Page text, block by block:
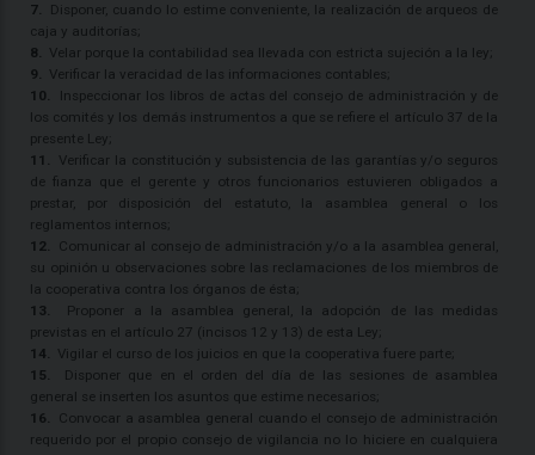
7. Disponer, cuando lo estime conveniente, la realización de arqueos de
caja y auditorías;
8. Velar porque la contabilidad sea llevada con estricta sujeción a la ley;
9. Verificar la veracidad de las informaciones contables;
10. Inspeccionar los libros de actas del consejo de administración y de
los comités y los demás instrumentos a que se refiere el artículo 37 de la
presente Ley;
11. Verificar la constitución y subsistencia de las garantías y/o seguros
de fianza que el gerente y otros funcionarios estuvieren obligados a
prestar, por disposición del estatuto, la asamblea general o los
reglamentos internos;
12.
Comunicar al consejo de administración y/o a la asamblea general,
su opinión u observaciones sobre las reclamaciones de los miembros de
la cooperativa contra los órganos de ésta;
13. Proponer a la asamblea general, la adopción de las medidas
previstas en el artículo 27 (incisos 12 y 13) de esta Ley;
14. Vigilar el curso de los juicios en que la cooperativa fuere parte;
15. Disponer que en el orden del día de las sesiones de asamblea
general se inserten los asuntos que estime necesarios;
16. Convocar a asamblea general cuando el consejo de administración
requerido por el propio consejo de vigilancia no lo hiciere en cualquiera